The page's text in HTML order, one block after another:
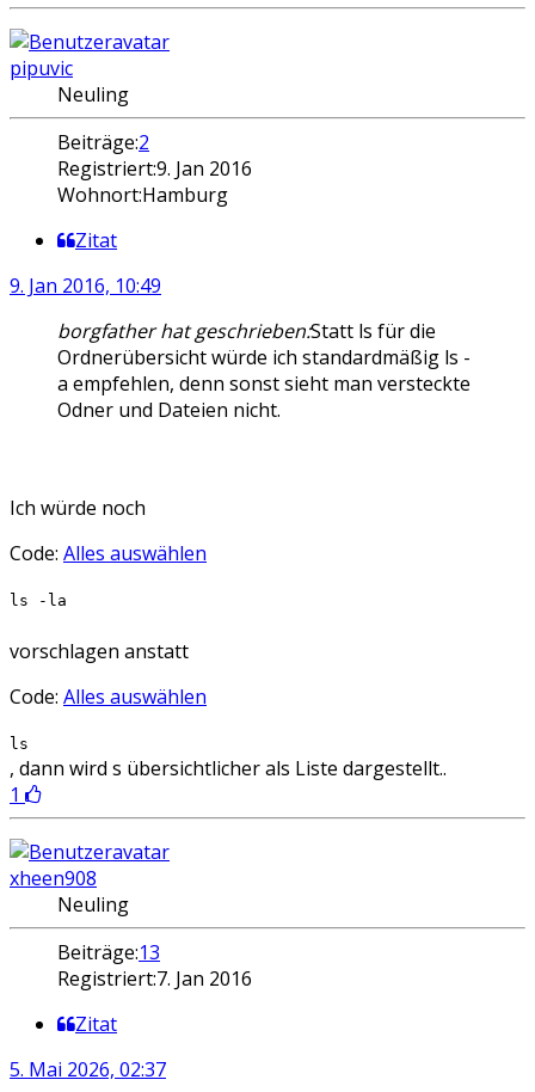
pipuvic
Neuling
Beiträge:2
Registriert:9. Jan 2016
Wohnort:Hamburg
Zitat
9. Jan 2016, 10:49
borgfather hat geschrieben:Statt ls für die
Ordnerübersicht würde ich standardmäßig ls -
a empfehlen, denn sonst sieht man versteckte
Odner und Dateien nicht.
Ich würde noch
Code: Alles auswählen
ls -la
vorschlagen anstatt
Code: Alles auswählen
ls
, dann wird s übersichtlicher als Liste dargestellt..
1
xheen908
Neuling
Beiträge:13
Registriert:7. Jan 2016
Zitat
5. Mai 2026, 02:37